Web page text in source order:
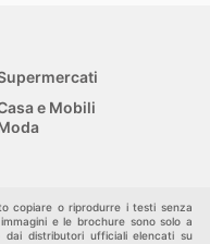
e Mobili
copiare o riprodurre i testi senza
e le brochure sono solo a
distributori ufficiali elencati su